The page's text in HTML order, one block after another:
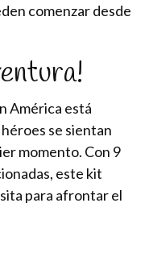
comenzar desde
América está
se sientan
momento. Con 9
este kit
para afrontar el